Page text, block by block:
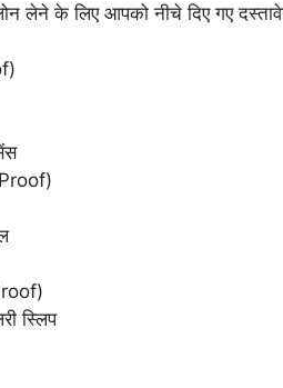
लेने के लिए आपको नीचे दिए गए
स्लिप